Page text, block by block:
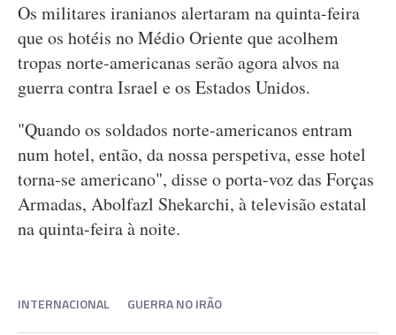
Os militares iranianos alertaram na quinta-feira
que os hotéis no Médio Oriente que acolhem
tropas norte-americanas serão agora alvos na
guerra contra Israel e os Estados Unidos.
"Quando os soldados norte-americanos entram
num hotel, então, da nossa perspetiva, esse hotel
torna-se americano", disse o porta-voz das Forças
Armadas, Abolfazl Shekarchi, à televisão estatal
na quinta-feira à noite.
INTERNACIONAL GUERRA NO IRÃO